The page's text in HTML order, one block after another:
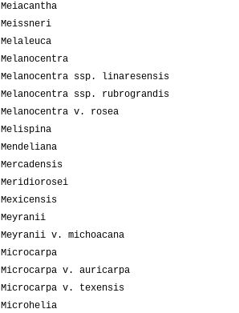
Meiacantha
Meissneri
Melaleuca
Melanocentra
Melanocentra ssp. linaresensis
Melanocentra ssp. rubrograndis
Melanocentra v. rosea
Melispina
Mendeliana
Mercadensis
Meridiorosei
Mexicensis
Meyranii
Meyranii v. michoacana
Microcarpa
Microcarpa v. auricarpa
Microcarpa v. texensis
Microhelia